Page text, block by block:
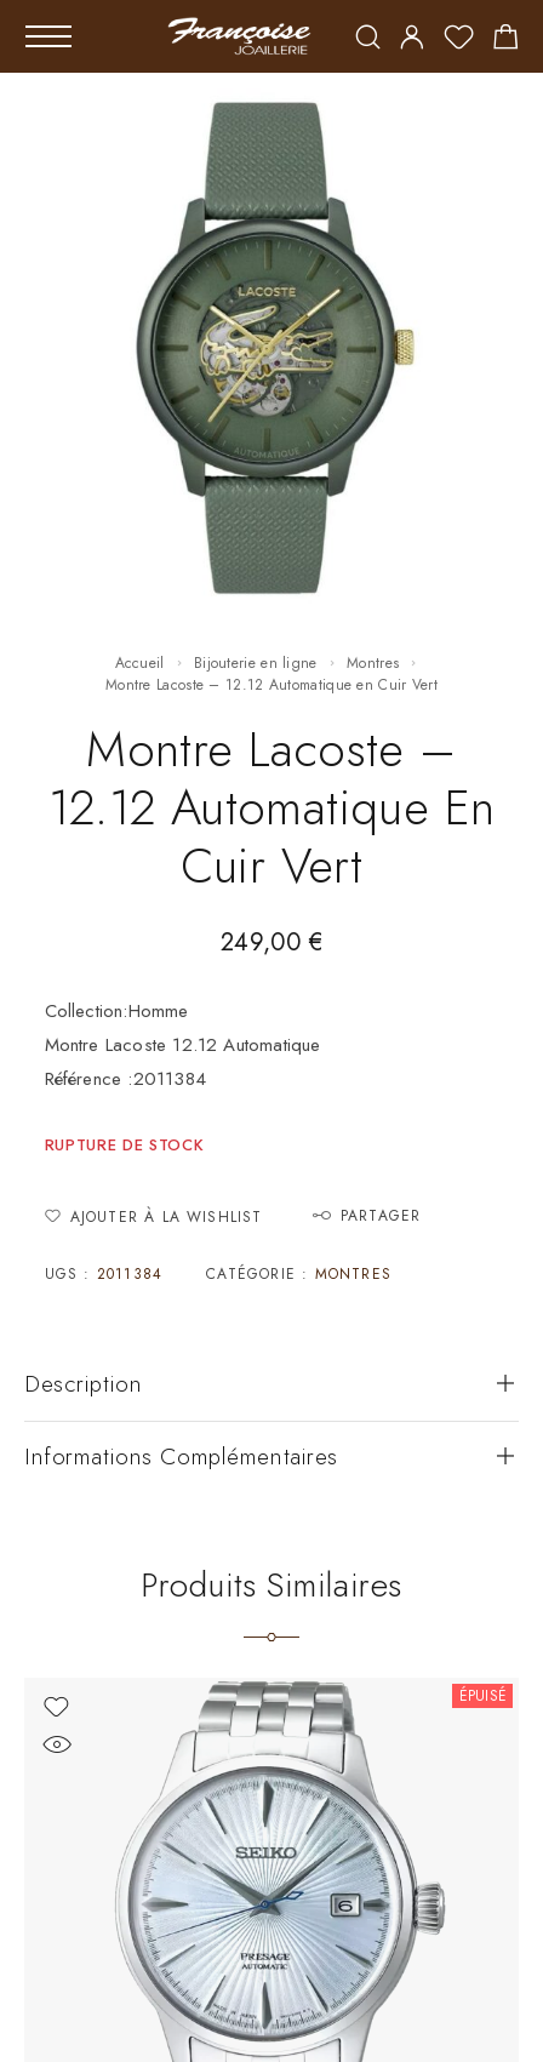
Accueil Bijouterie en ligne
Montres
Montre Lacoste – 12.12 Automatique en Cuir Vert
Montre Lacoste –
12.12 Automatique En
Cuir Vert
249,00€
Collection:Homme
Montre Lacoste 12.12 Automatique
Référence :2011384
RUPTURE DE STOCK
AJOUTER À LA WISHLIST PARTAGER
UGS : 2011384 CATÉGORIE : MONTRES
Description
Informations Complémentaires
Produits Similaires
ÉPUISÉ